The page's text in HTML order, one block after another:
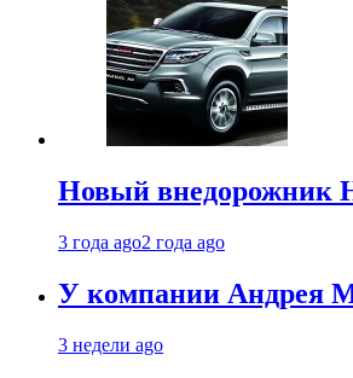
Новый внедорожник
3 года ago2 года ago
У компании Андрея
3 недели ago